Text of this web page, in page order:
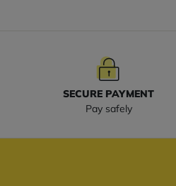
SECURE PAYMENT
Pay safely